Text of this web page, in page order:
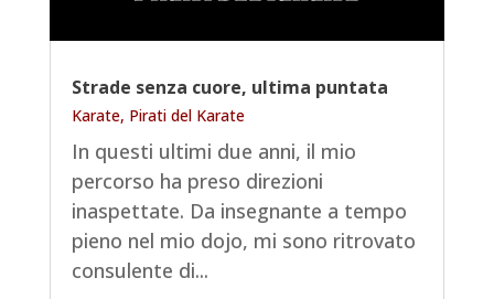
Strade senza cuore, ultima puntata
Karate, Pirati del Karate
In questi ultimi due anni, il mio
percorso ha preso direzioni
inaspettate. Da insegnante a tempo
pieno nel mio dojo, mi sono ritrovato
consulente di...